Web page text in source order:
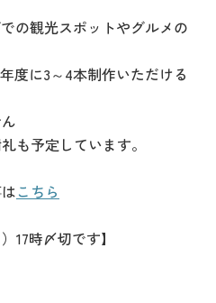
観光スポットやグルメの
に3～4本制作いただける
も予定しています。
こちら
17時〆切です】
フィルムコミ
ッション